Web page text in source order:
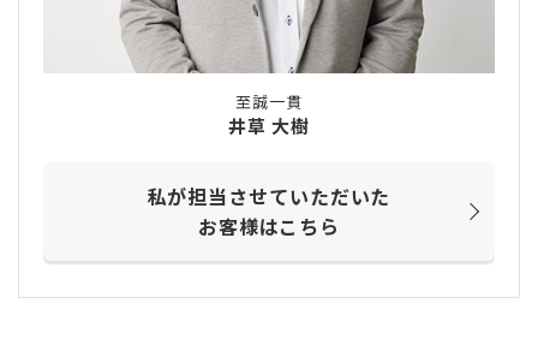
至誠一貫
井草 大樹
私が担当させていただいた
お客様はこちら